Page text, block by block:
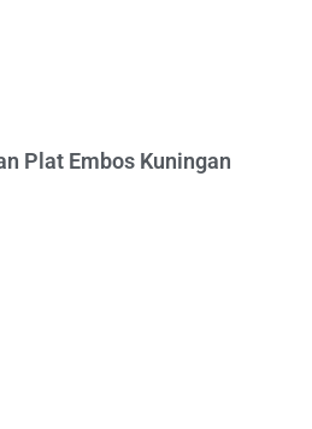
Plat Embos Kuningan